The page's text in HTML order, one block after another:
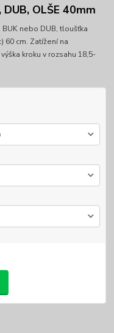
OLŠE 40mm
nebo DUB, tloušťka
60 cm. Zatížení na
kroku v rozsahu 18,5-